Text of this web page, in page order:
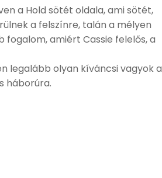
a Hold sötét oldala, ami sötét,
a felszínre, talán a mélyen
amiért Cassie felelős, a
legalább olyan kíváncsi vagyok a
háborúra.